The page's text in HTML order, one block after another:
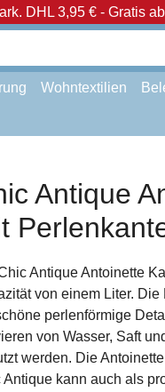
DHL 3,95 € - Gratis
Wohntextilien
Antique
Antique Antoinette
von einem Liter.
perlenförmige
von Wasser, Saft
werden. Die
Antique kann auch als